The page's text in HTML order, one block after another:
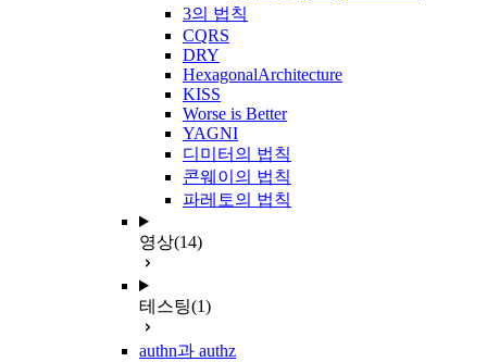
3의 법칙
CQRS
DRY
HexagonalArchitecture
KISS
Worse is Better
YAGNI
디미터의 법칙
콘웨이의 법칙
파레토의 법칙
영상(14)
테스팅(1)
authn과 authz